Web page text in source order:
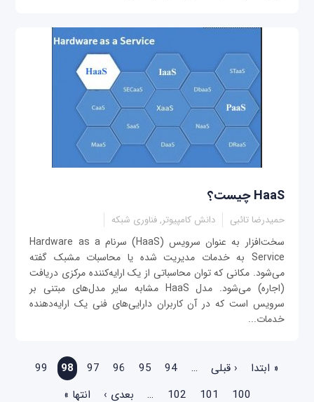
HaaS چیست؟
حمیدرضا تائبی دانش کامپیوتر, فناوری شبکه
سخت‌افزار به عنوان سرویس (HaaS) سرنام Hardware as a
Service به خدمات مدیریت شده یا محاسبات مشبک گفته
می‌شود. مکانی که توان محاسباتی از یک ارایه‌کننده مرکزی دریافت
(اجاره) می‌شود. مدل HaaS مشابه سایر مدل‌های مبتنی بر
سرویس است که در آن کاربران دارایی‌های فنی یک ارایه‌دهنده
خدمات...
صفحه‌ها
« ابتدا ‹ قبلی …
94
95
96
97
98
99
100
101
102
… بعدی › انتها »